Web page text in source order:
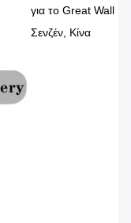
για το Great Wall
Σενζέν, Κίνα